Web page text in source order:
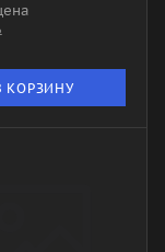
КОРЗИНУ